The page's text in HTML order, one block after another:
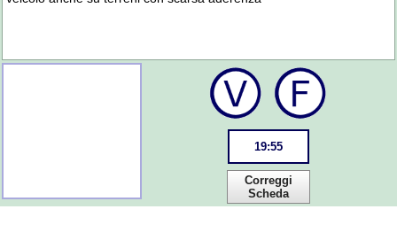
19:55
Correggi
Scheda